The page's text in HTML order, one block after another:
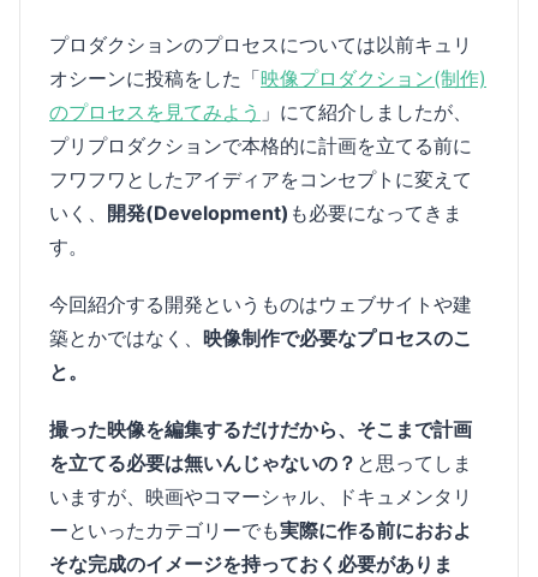
プロダクションのプロセスについては以前キュリ
オシーンに投稿をした「映像プロダクション(制作)
のプロセスを見てみよう 」にて紹介しましたが、
プリプロダクションで本格的に計画を立てる前に
フワフワとしたアイディアをコンセプトに変えて
いく、 開発(Development) も必要になってきま
す。
今回紹介する開発というものはウェブサイトや建
築とかではなく、 映像制作で必要なプロセスのこ
と。
撮った映像を編集するだけだから、そこまで計画
を立てる必要は無いんじゃないの？ と思ってしま
いますが、映画やコマーシャル、ドキュメンタリ
ーといったカテゴリーでも実際に作る前におおよ
そな完成のイメージを持っておく必要がありま